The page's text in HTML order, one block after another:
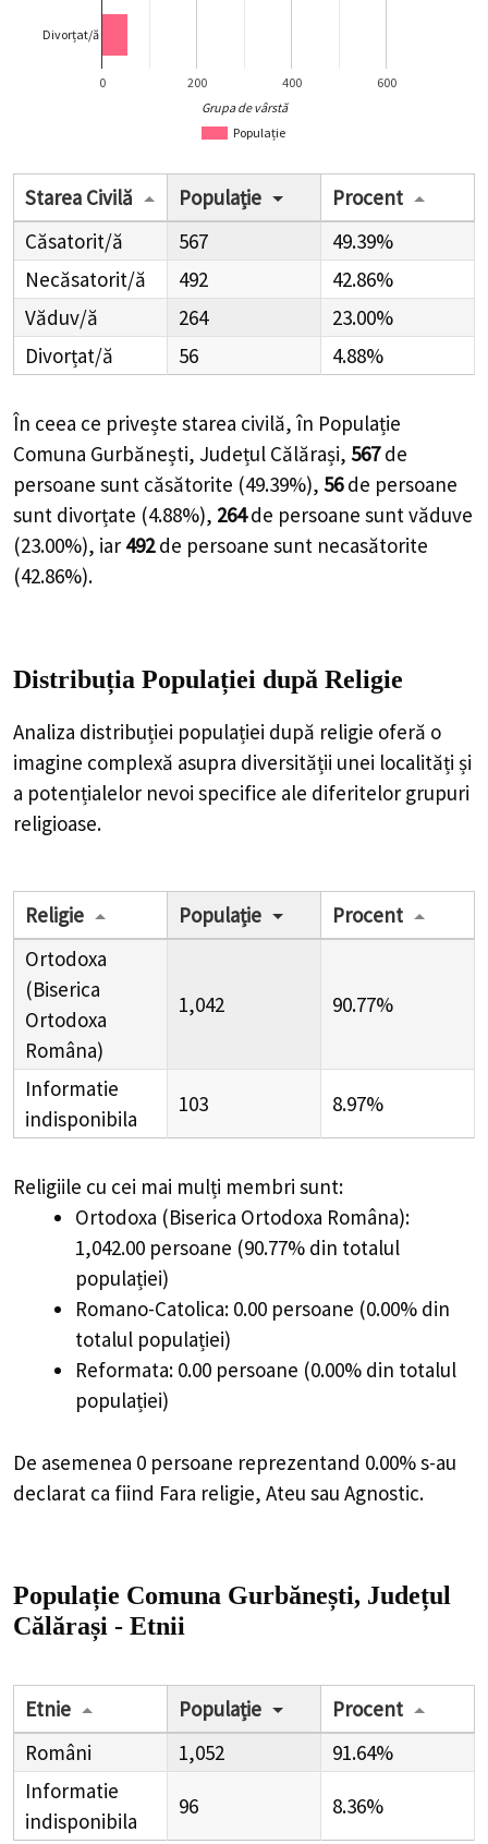
Populație
0 200 400 600
Divorțat/ă
Grupa de vârstă
Starea Civilă Populație
Procent
Căsatorit/ă
567
49.39%
Necăsatorit/ă
492
42.86%
Văduv/ă
264
23.00%
Divorțat/ă
56 4.88%
În ceea ce privește starea civilă, în Populație
Comuna Gurbănești, Județul Călărași, 567 de
persoane sunt căsătorite (49.39%), 56 de persoane
sunt divorțate (4.88%), 264 de persoane sunt văduve
(23.00%), iar 492 de persoane sunt necasătorite
(42.86%).
Distribuția Populației după Religie
Analiza distribuției populației după religie oferă o
imagine complexă asupra diversității unei localități și
a potențialelor nevoi specifice ale diferitelor grupuri
religioase.
Religie Populație
Procent
Ortodoxa
(Biserica
Ortodoxa
Româna)
1,042 90.77%
Informatie
indisponibila
103 8.97%
Religiile cu cei mai mulți membri sunt:
Ortodoxa (Biserica Ortodoxa Româna):
1,042.00 persoane (90.77% din totalul
populației)
Romano-Catolica: 0.00 persoane (0.00% din
totalul populației)
Reformata: 0.00 persoane (0.00% din totalul
populației)
De asemenea 0 persoane reprezentand 0.00% s-au
declarat ca fiind Fara religie, Ateu sau Agnostic.
Populație Comuna Gurbănești, Județul
Călărași - Etnii
Etnie Populație
Procent
Români
1,052
91.64%
Informatie
indisponibila
96 8.36%